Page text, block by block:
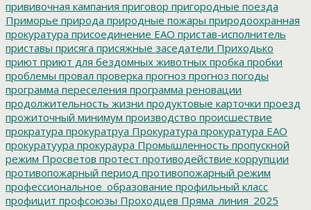
прививочная кампания приговор пригородные поезда
Приморье природа природные пожары природоохранная
прокуратура присоединение ЕАО пристав-исполнитель
приставы присяга присяжные заседатели Приходько
приют приют для бездомных животных пробка пробки
проблемы провал проверка прогноз прогноз погоды
программа переселения программа реновации
продолжительность жизни продуктовые карточки проезд
прожиточный минимум производство происшествие
прократура прокуратруа Прокуратура прокуратура ЕАО
прокуратуура прокураура Промышленность пропускной
режим Просветов протест противодействие коррупции
противопожарный период противопожарный режим
профессиональное_образование профильный класс
профицит профсоюзы Проходцев Пряма_линия_2025